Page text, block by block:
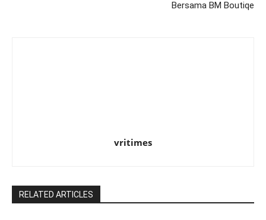
Bersama BM Boutiqe
vritimes
RELATED ARTICLES